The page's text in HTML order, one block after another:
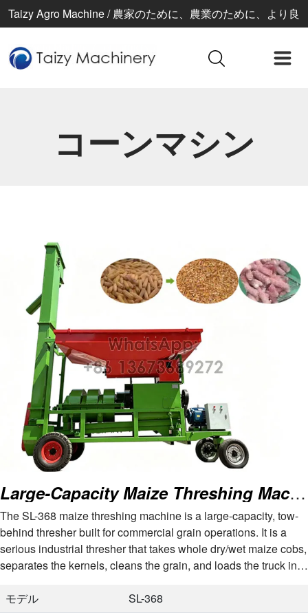
Taizy Agro Machine / 農家のために、農業のために、より良
コーンマシン
Large-Capacity Maize Threshing Machine
The SL-368 maize threshing machine is a large-capacity, tow-
behind thresher built for commercial grain operations. It is a
serious industrial thresher that takes whole dry/wet maize cobs,
separates the kernels, cleans the grain, and loads the truck in
モデル
SL-368